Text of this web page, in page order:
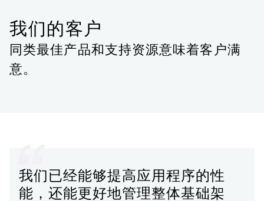
我们的客户
同类最佳产品和支持资源意味着客户满
意。
我们已经能够提高应用程序的性
能，还能更好地管理整体基础架